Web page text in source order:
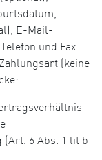
E-Mail-
und Fax
(keine
6 Abs. 1 lit b